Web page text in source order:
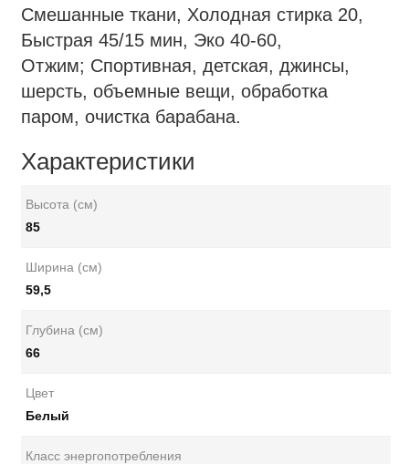
Смешанные ткани, Холодная стирка 20,
Быстрая 45/15 мин, Эко 40-60,
Отжим; Спортивная, детская, джинсы,
шерсть, объемные вещи, обработка
паром, очистка барабана.
Характеристики
Высота (см)
85
Ширина (см)
59,5
Глубина (см)
66
Цвет
Белый
Класс энергопотребления